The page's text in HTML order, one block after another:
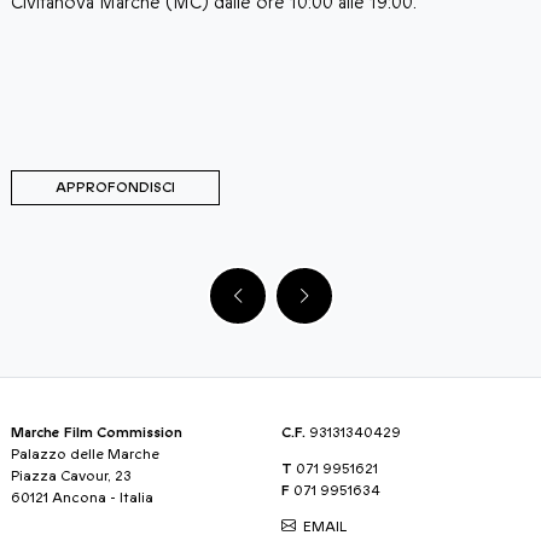
APPROFONDISCI
Marche Film Commission
Palazzo delle Marche
Piazza Cavour, 23
60121 Ancona - Italia
C.F. 93131340429
T 071 9951621
F 071 9951634
EMAIL